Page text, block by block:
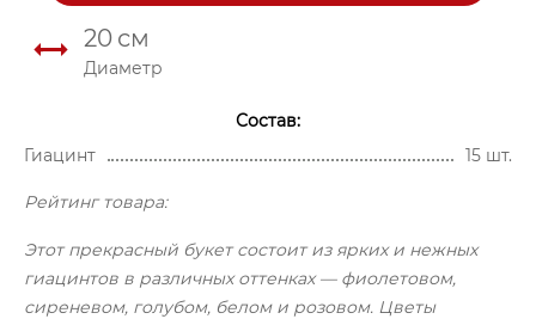
20 см
Диаметр
Состав:
Гиацинт
15 шт.
Рейтинг товара:
Этот прекрасный букет состоит из ярких и нежных
гиацинтов в различных оттенках — фиолетовом,
сиреневом, голубом, белом и розовом. Цветы